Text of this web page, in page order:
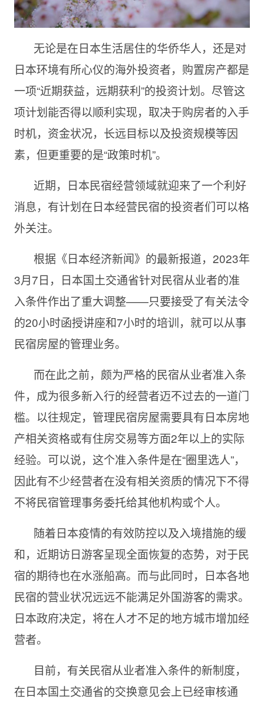
无论是在日本生活居住的华侨华人，还是对
日本环境有所心仪的海外投资者，购置房产都是
一项“近期获益，远期获利”的投资计划。尽管这
项计划能否得以顺利实现，取决于购房者的入手
时机，资金状况，长远目标以及投资规模等因
素，但更重要的是“政策时机”。
近期，日本民宿经营领域就迎来了一个利好
消息，有计划在日本经营民宿的投资者们可以格
外关注。
根据《日本经济新闻》的最新报道，2023年
3月7日，日本国土交通省针对民宿从业者的准
入条件作出了重大调整——只要接受了有关法令
的20小时函授讲座和7小时的培训，就可以从事
民宿房屋的管理业务。
而在此之前，颇为严格的民宿从业者准入条
件，成为很多新入行的经营者迈不过去的一道门
槛。以往规定，管理民宿房屋需要具有日本房地
产相关资格或有住房交易等方面2年以上的实际
经验。可以说，这个准入条件是在“圈里选人”，
因此有不少经营者在没有相关资质的情况下不得
不将民宿管理事务委托给其他机构或个人。
随着日本疫情的有效防控以及入境措施的缓
和，近期访日游客呈现全面恢复的态势，对于民
宿的期待也在水涨船高。而与此同时，日本各地
民宿的营业状况远远不能满足外国游客的需求。
日本政府决定，将在人才不足的地方城市增加经
营者。
目前，有关民宿从业者准入条件的新制度，
在日本国土交通省的交换意见会上已经审核通